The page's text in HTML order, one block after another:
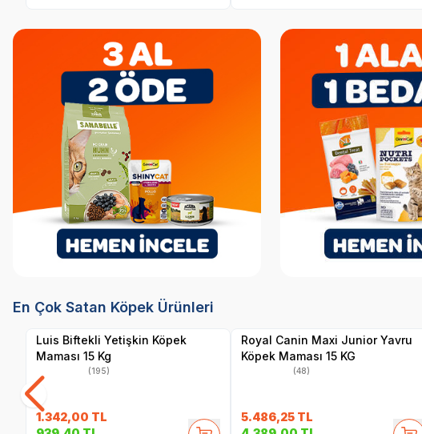
En Çok Satan Köpek Ürünleri
Hızlı Teslimat
Kargo Bedava
Yetkili
Satıcı
Luis Biftekli Yetişkin Köpek
Maması 15 Kg
(195)
1.342,00 TL
Royal Canin Maxi Junior Yavru
Köpek Maması 15 KG
(48)
5.486,25TL